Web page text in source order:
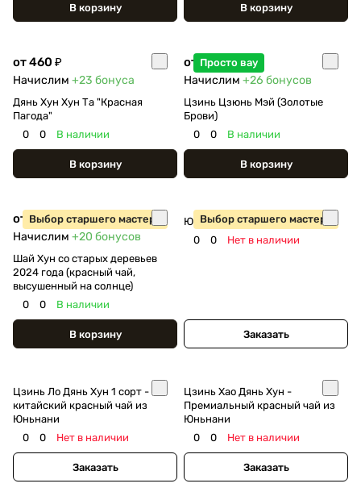
В корзину В корзину
от 460 ₽
Начислим +23 бонуса
Дянь Хун Хун Та "Красная
Пагода"
0
0 В наличии
В корзину
Просто вау
от 520 ₽
Начислим +26 бонусов
Цзинь Цзюнь Мэй (Золотые
Брови)
0
0 В наличии
В корзину
Выбор старшего мастера
от 400 ₽
Начислим +20 бонусов
Шай Хун со старых деревьев
2024 года (красный чай,
высушенный на солнце)
0
0 В наличии
В корзину
Выбор старшего мастера
Юньнань Е Шен Хун Ча
0
0 Нет в наличии
Заказать
Цзинь Ло Дянь Хун 1 сорт -
китайский красный чай из
Юньнани
0
0 Нет в наличии
Заказать
Цзинь Хао Дянь Хун -
Премиальный красный чай из
Юньнани
0
0 Нет в наличии
Заказать